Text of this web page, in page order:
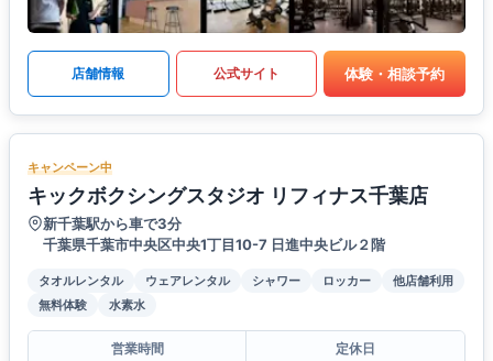
店舗情報 公式サイト 体験・相談予約
キャンペーン中
キックボクシングスタジオ リフィナス千葉店
新千葉駅から車で3分
千葉県千葉市中央区中央1丁目10-7 日進中央ビル２階
タオルレンタル ウェアレンタル シャワー ロッカー
他店舗利用
無料体験
水素水
営業時間
定休日